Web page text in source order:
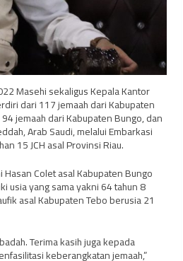
Masehi sekaligus Kepala Kantor
dari 117 jemaah dari Kabupaten
jemaah dari Kabupaten Bungo, dan
Arab Saudi, melalui Embarkasi
15 JCH asal Provinsi Riau.
Colet asal Kabupaten Bungo
usia yang sama yakni 64 tahun 8
asal Kabupaten Tebo berusia 21
Terima kasih juga kepada
keberangkatan jemaah,”